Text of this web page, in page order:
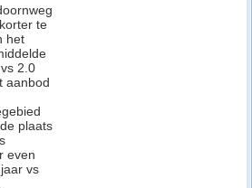
te
het
2.0
aanbod
plaats
even
vs